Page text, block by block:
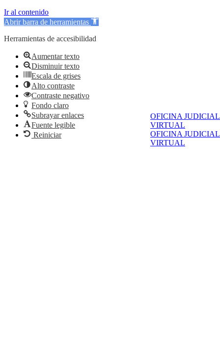
OFICINA JUDICIAL
VIRTUAL
OFICINA JUDICIAL
VIRTUAL
Ir al contenido
Abrir barra de herramientas
Herramientas de accesibilidad
Aumentar texto
Disminuir texto
Escala de grises
Alto contraste
Contraste negativo
Fondo claro
Subrayar enlaces
Fuente legible
Reiniciar